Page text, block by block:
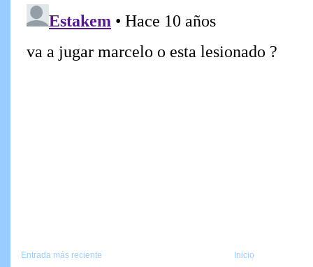
Entrada más reciente Inicio